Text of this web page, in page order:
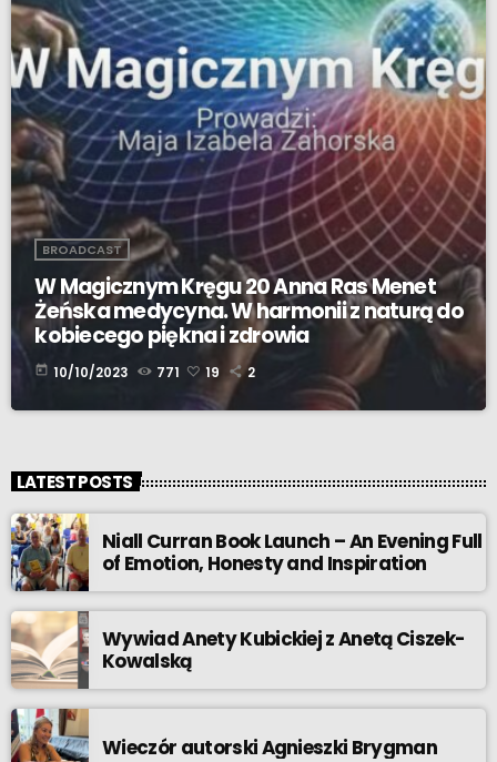
BROADCAST
W Magicznym Kręgu 20 Anna Ras Menet
Żeńska medycyna. W harmonii z naturą do
kobiecego piękna i zdrowia
today 10/10/2023 771 19 2
LATEST POSTS
Niall Curran Book Launch – An Evening Full
of Emotion, Honesty and Inspiration
Wywiad Anety Kubickiej z Anetą Ciszek-
Kowalską
Wieczór autorski Agnieszki Brygman